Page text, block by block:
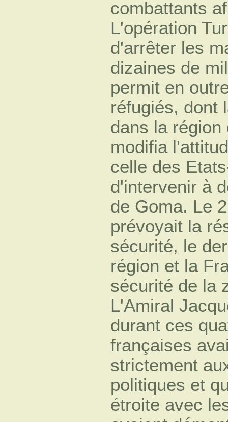
combattants
L'opération
d'arrêter les
dizaines de
permit en
réfugiés, dont
dans la
modifia
celle des
d'intervenir à
de Goma. Le
prévoyait la
sécurité, le
région et la
sécurité de la
L'Amiral
durant ces
françaises
strictement
politiques et
étroite avec